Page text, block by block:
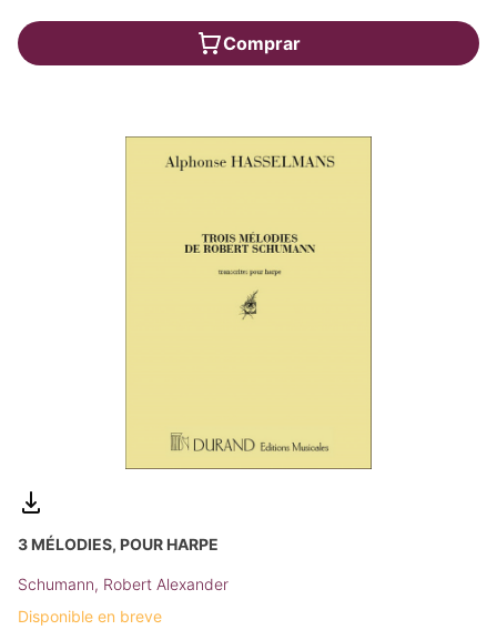
Comprar
3 MÉLODIES, POUR HARPE
Schumann, Robert Alexander
Disponible en breve